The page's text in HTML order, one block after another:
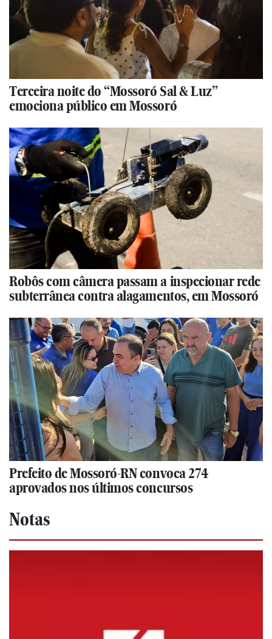
Terceira noite do “Mossoró Sal & Luz”
emociona público em Mossoró
Robôs com câmera passam a inspecionar rede
subterrânea contra alagamentos, em Mossoró
Prefeito de Mossoró-RN convoca 274
aprovados nos últimos concursos
Notas